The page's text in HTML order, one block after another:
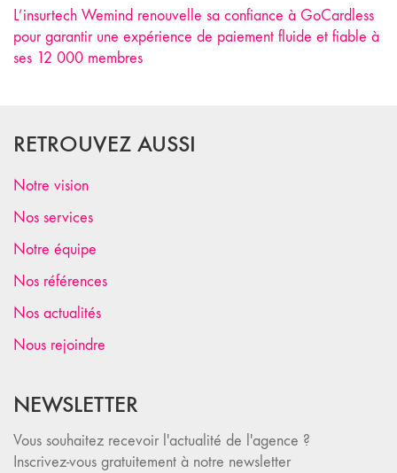
L’insurtech Wemind renouvelle sa confiance à GoCardless
pour garantir une expérience de paiement fluide et fiable à
ses 12 000 membres
RETROUVEZ AUSSI
Notre vision
Nos services
Notre équipe
Nos références
Nos actualités
Nous rejoindre
NEWSLETTER
Vous souhaitez recevoir l'actualité de l'agence ?
Inscrivez-vous gratuitement à notre newsletter